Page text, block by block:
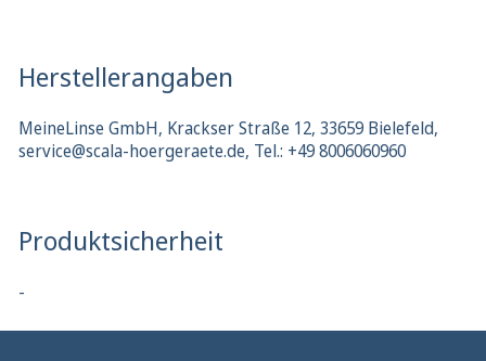
Herstellerangaben
MeineLinse GmbH, Krackser Straße 12, 33659 Bielefeld,
service@scala-hoergeraete.de, Tel.: +49 8006060960
Produktsicherheit
-